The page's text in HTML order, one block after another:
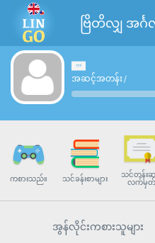
ဗြိတိလျှ အင်္
အဆင့်အတန်း/
ကစားသည်။ သင်ခန်းစာများ
သင်တန်းဆ
လက်မှတ်
အွန်လိုင်းကစားသူများ